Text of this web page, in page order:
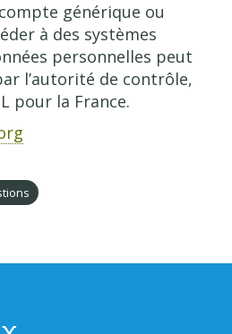
générique ou
à des systèmes
personnelles peut
l’autorité de contrôle,
pour la France.